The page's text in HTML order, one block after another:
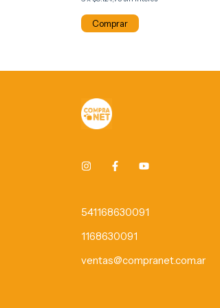
541168630091
1168630091
ventas@compranet.com.ar